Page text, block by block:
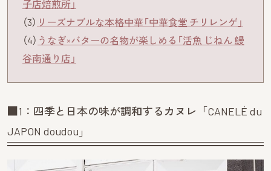
子店焙煎所」
（3） リーズナブルな本格中華「中華食堂 チリレンゲ」
（4） うなぎ×バターの名物が楽しめる「活魚 じねん 鰻
谷南通り店」
■1：四季と日本の味が調和するカヌレ「CANELÉ du
JAPON doudou」